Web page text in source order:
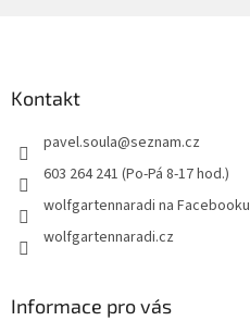
Kontakt
pavel.soula@seznam.cz
603 264 241 (Po-Pá 8-17 hod.)
wolfgartennaradi na Facebooku
wolfgartennaradi.cz
Informace pro vás